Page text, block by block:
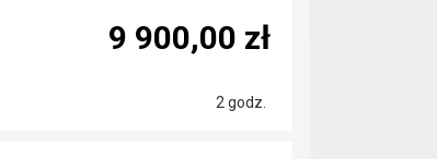
2 godz.
9 900,00 zł